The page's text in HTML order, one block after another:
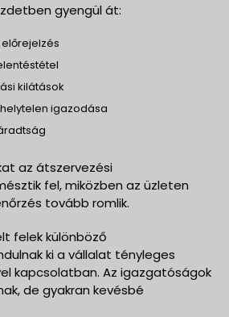
gyengül át:
kilátások
igazodása
az átszervezési
fel, miközben az üzleten
tovább romlik.
felek különböző
ki a vállalat tényleges
kapcsolatban. Az igazgatóságok
de gyakran kevésbé